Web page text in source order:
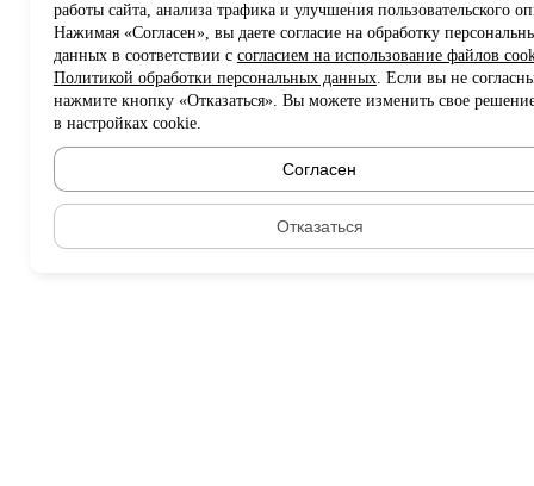
работы сайта, анализа трафика и улучшения пользовательского
Нажимая «Согласен», вы даете согласие на обработку
данных в соответствии с согласием на использование файлов
Политикой обработки персональных данных. Если вы не
нажмите кнопку «Отказаться». Вы можете изменить свое
в настройках cookie.
Согласен
Отказаться